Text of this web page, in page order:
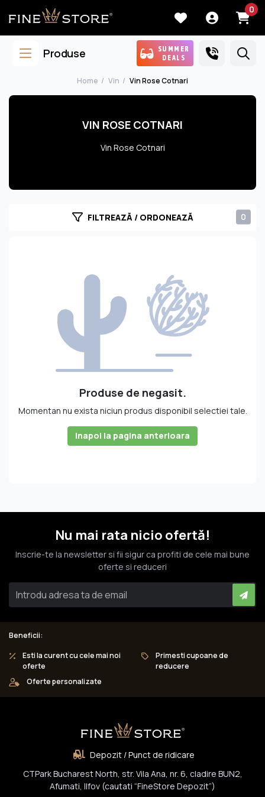
0
Produse
SUMMER
DEALS
Home Vin Vin Rose Cotnari
VIN ROSE COTNARI
Vin Rose Cotnari
FILTREAZĂ / ORDONEAZĂ 0
Produse de negasit.
Momentan nu exista niciun produs disponibil selectiei tale.
Inapoi la pagina anterioara
Nu mai rata nicio ofertă!
Inscrie-te la newsletter si fii sigur ca profiti de cele mai bune
oferte si reduceri
Beneficii:
Esti la curent cu cele mai noi
oferte
Primesti cupoane de
reducere
Oferte personalizate
Depozit / Punct de ridicare
CTPark Bucharest North, str. Vila Ana, nr. 6, cladire BUN2,
Afumati, Ilfov (cautati “FineStore Depozit”)